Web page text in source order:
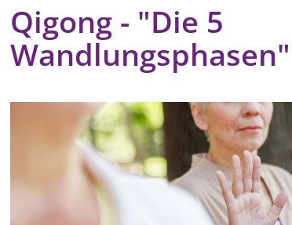
Qigong - "Die 5
Wandlungsphasen"